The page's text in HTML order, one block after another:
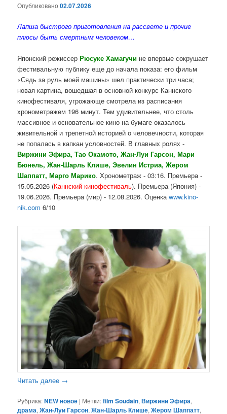
Опубликовано02.07.2026
Лапша быстрого приготовления на рассвете и прочие
плюсы быть смертным человеком…
Японский режиссерРюсуке Хамагучи не впервые сокрушает
фестивальную публику еще до начала показа: его фильм
«Сядь за руль моей машины» шел практически три часа;
новая картина, вошедшая в основной конкурс Каннского
кинофестиваля, угрожающе смотрела из расписания
хронометражем 196 минут. Тем удивительнее, что столь
массивное и основательное кино на бумаге оказалось
живительной и трепетной историей о человечности, которая
не попалась в капкан условностей. В главных ролях -
Виржини Эфира, Тао Окамото, Жан-Луи Гарсон, Мари
Бюнель, Жан-Шарль Клише, Эвелин Истриа, Жером
Шаппатт, Марго Марико. Хронометраж - 03:16. Премьера -
15.05.2026 (Каннский кинофестиваль). Премьера (Япония) -
19.06.2026. Премьера (мир) - 12.08.2026. Оценкаwww.kino-
nik.com 6/10
Читать далее →
Рубрика:NEW новое | Метки:film Soudain,Виржини Эфира,
драма,Жан-Луи Гарсон,Жан-Шарль Клише,Жером Шаппатт,